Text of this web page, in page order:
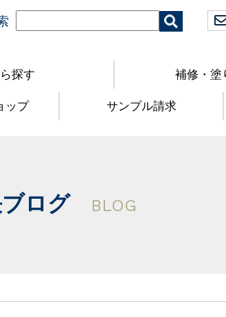
探す 補修・塗
ップ サンプル請求
ログ BLOG